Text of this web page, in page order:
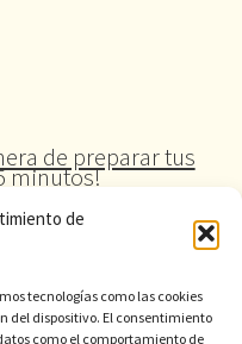
de
tecnologías como las cookies
del dispositivo. El consentimiento
como el comportamiento de
de preparar tus
minutos!